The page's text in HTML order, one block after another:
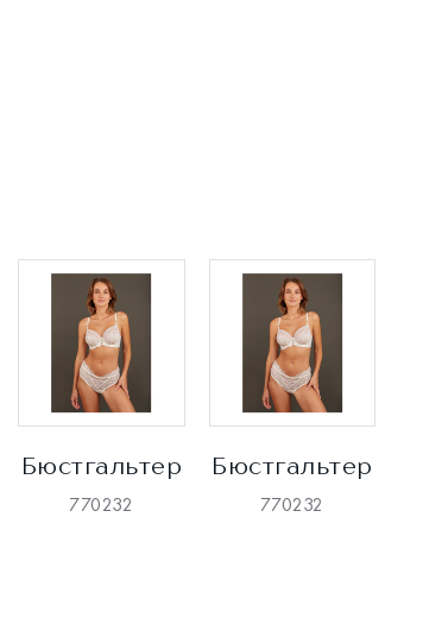
Бюстгальтер
770232
Бюстгальтер
770232